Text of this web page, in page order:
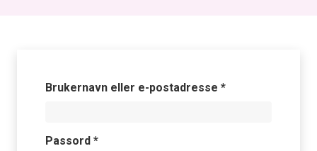
Brukernavn eller e-postadresse *Påkrevd
Passord *Påkrevd